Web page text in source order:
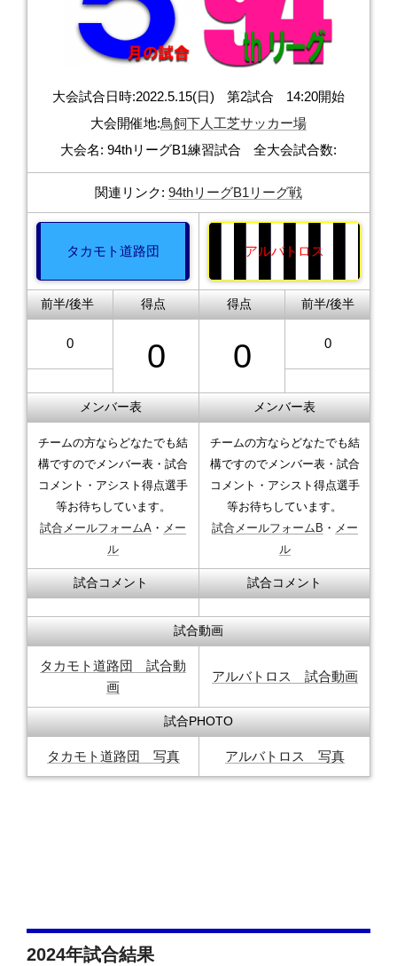
大会試合日時:2022.5.15(日) 第2試合
14:20開始
大会開催地:鳥飼下人工芝サッカー場
大会名: 94thリーグB1練習試合 全大会試合数:
関連リンク: 94thリーグB1リーグ戦
タカモト道路団 アルバトロス
前半/後半 得点 得点 前半/後半
0 0 0 0
メンバー表 メンバー表
チームの方ならどなたでも結
構ですのでメンバー表・試合
コメント・アシスト得点選手
等お待ちしています。
試合メールフォームA ・ メー
ル
チームの方ならどなたでも結
構ですのでメンバー表・試合
コメント・アシスト得点選手
等お待ちしています。
試合メールフォームB ・ メー
ル
試合コメント 試合コメント
試合動画
タカモト道路団 試合動
画
アルバトロス 試合動画
試合PHOTO
タカモト道路団 写真 アルバトロス 写真
2024年試合結果